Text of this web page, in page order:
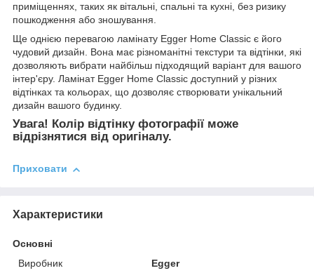
приміщеннях, таких як вітальні, спальні та кухні, без ризику
пошкодження або зношування.
Ще однією перевагою ламінату Egger Home Classic є його
чудовий дизайн. Вона має різноманітні текстури та відтінки, які
дозволяють вибрати найбільш підходящий варіант для вашого
інтер'єру. Ламінат Egger Home Classic доступний у різних
відтінках та кольорах, що дозволяє створювати унікальний
дизайн вашого будинку.
Увага! Колір відтінку фотографії може
відрізнятися від оригіналу.
Приховати
Характеристики
Основні
Виробник
Egger